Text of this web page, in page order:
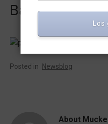
Backfabrik
Posted in Newsblog
About